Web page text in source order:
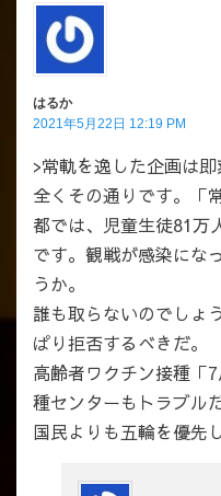
はるか
2021年5月22日 12:19 PM
>常軌を逸した企画は
全くその通りです。「
都では、児童生徒81万
です。観戦が感染にな
うか。
誰も取らないのでしょ
ぱり拒否するべきだ。
高齢者ワクチン接種「
種センターもトラブルだ
国民よりも五輪を優先